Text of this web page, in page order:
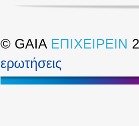
© GAIA ΕΠΙΧΕΙΡΕΙΝ
ερωτήσεις